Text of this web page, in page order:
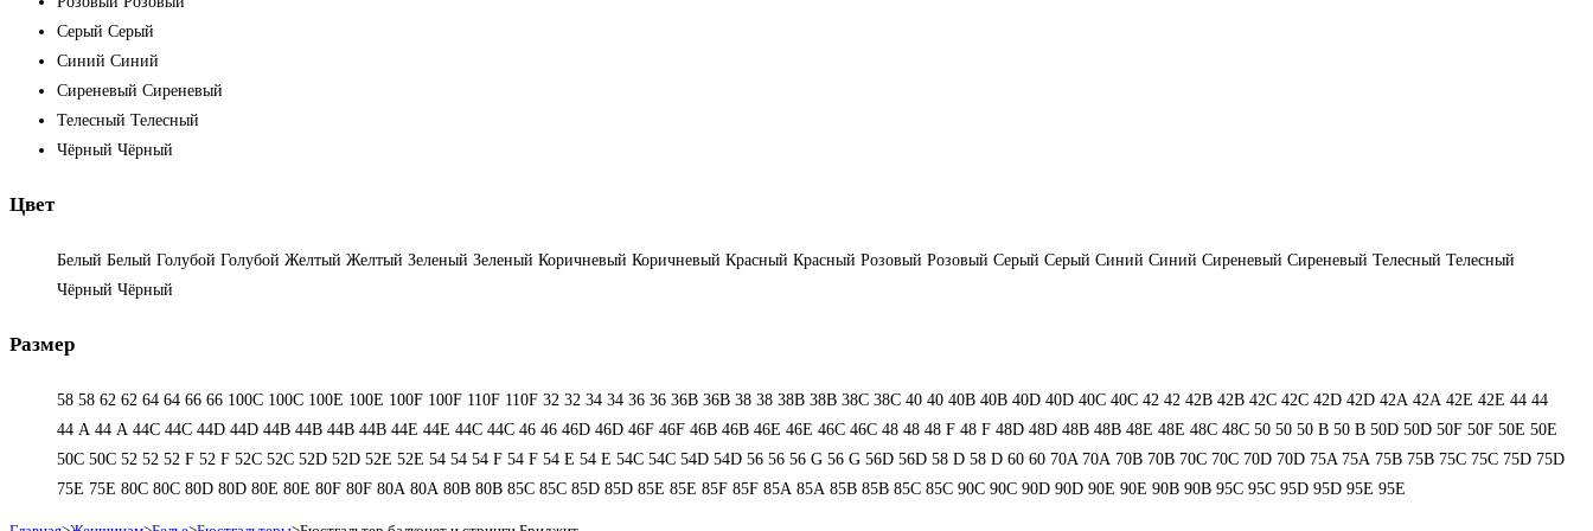
Серый Серый
Синий Синий
Сиреневый Сиреневый
Телесный Телесный
Чёрный Чёрный
Цвет
Белый Белый Голубой Голубой Желтый Желтый Зеленый Зеленый Коричневый Коричневый Красный Красный Розовый Розовый Серый Серый Синий Синий Сиреневый Сиреневый Телесный Телесный
Чёрный Чёрный
Размер
58 58 62 62 64 64 66 66 100C 100C 100E 100E 100F 100F 110F 110F 32 32 34 34 36 36 36B 36B 38 38 38B 38B 38С 38С 40 40 40B 40B 40D 40D 40С 40С 42 42 42B 42B 42C 42C 42D 42D 42А 42А 42Е 42Е 44 44
44 А 44 А 44C 44C 44D 44D 44В 44В 44В 44В 44Е 44Е 44С 44С 46 46 46D 46D 46F 46F 46В 46В 46Е 46Е 46С 46С 48 48 48 F 48 F 48D 48D 48В 48В 48Е 48Е 48С 48С 50 50 50 B 50 B 50D 50D 50F 50F 50Е 50Е
50С 50С 52 52 52 F 52 F 52C 52C 52D 52D 52E 52E 54 54 54 F 54 F 54 Е 54 Е 54C 54C 54D 54D 56 56 56 G 56 G 56D 56D 58 D 58 D 60 60 70A 70A 70B 70B 70C 70C 70D 70D 75A 75A 75B 75B 75C 75C 75D 75D
75E 75E 80C 80C 80D 80D 80E 80E 80F 80F 80А 80А 80В 80В 85C 85C 85D 85D 85E 85E 85F 85F 85А 85А 85В 85В 85С 85С 90C 90C 90D 90D 90E 90E 90В 90В 95C 95C 95D 95D 95E 95E